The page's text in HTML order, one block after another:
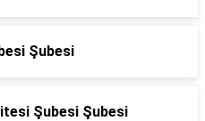
Şubesi
Şubesi Şubesi